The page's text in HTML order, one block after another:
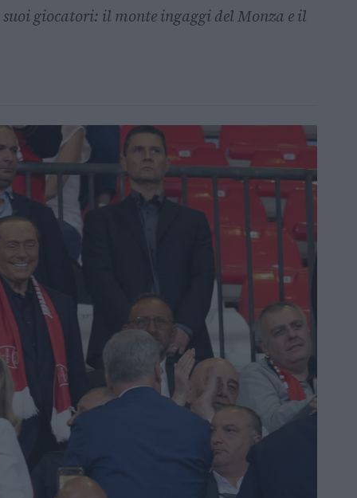
giocatori: il monte ingaggi del Monza e il